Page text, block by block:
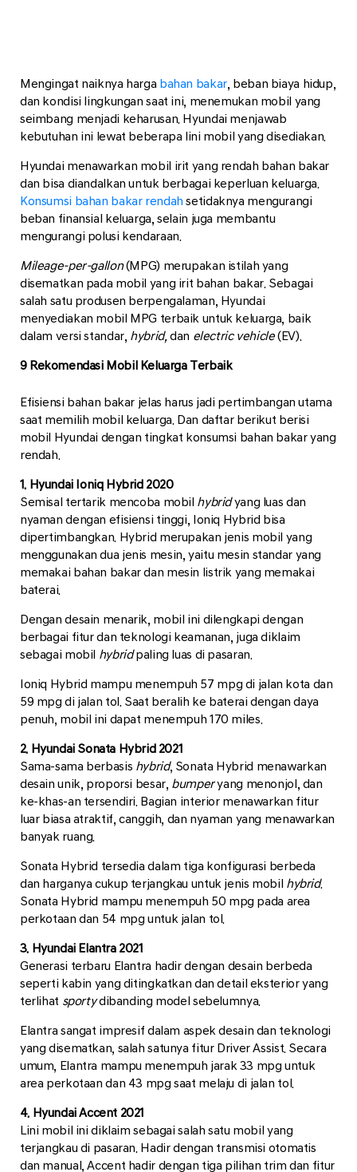
Mengingat naiknya harga bahan bakar, beban biaya hidup,
dan kondisi lingkungan saat ini, menemukan mobil yang
seimbang menjadi keharusan. Hyundai menjawab
kebutuhan ini lewat beberapa lini mobil yang disediakan.
Hyundai menawarkan mobil irit yang rendah bahan bakar
dan bisa diandalkan untuk berbagai keperluan keluarga.
Konsumsi bahan bakar rendah setidaknya mengurangi
beban finansial keluarga, selain juga membantu
mengurangi polusi kendaraan.
Mileage-per-gallon(MPG) merupakan istilah yang
disematkan pada mobil yang irit bahan bakar. Sebagai
salah satu produsen berpengalaman, Hyundai
menyediakan mobil MPG terbaik untuk keluarga, baik
dalam versi standar, hybrid,dan electric vehicle(EV).
9 Rekomendasi Mobil Keluarga Terbaik
Efisiensi bahan bakar jelas harus jadi pertimbangan utama
saat memilih mobil keluarga. Dan daftar berikut berisi
mobil Hyundai dengan tingkat konsumsi bahan bakar yang
rendah.
1. Hyundai Ioniq Hybrid 2020
Semisal tertarik mencoba mobil hybridyang luas dan
nyaman dengan efisiensi tinggi, Ioniq Hybrid bisa
dipertimbangkan. Hybrid merupakan jenis mobil yang
menggunakan dua jenis mesin, yaitu mesin standar yang
memakai bahan bakar dan mesin listrik yang memakai
baterai.
Dengan desain menarik, mobil ini dilengkapi dengan
berbagai fitur dan teknologi keamanan, juga diklaim
sebagai mobil hybridpaling luas di pasaran.
Ioniq Hybrid mampu menempuh 57 mpg di jalan kota dan
59 mpg di jalan tol. Saat beralih ke baterai dengan daya
penuh, mobil ini dapat menempuh 170 miles.
2. Hyundai Sonata Hybrid 2021
Sama-sama berbasis hybrid, Sonata Hybrid menawarkan
desain unik, proporsi besar, bumperyang menonjol, dan
ke-khas-an tersendiri. Bagian interior menawarkan fitur
luar biasa atraktif, canggih, dan nyaman yang menawarkan
banyak ruang.
Sonata Hybrid tersedia dalam tiga konfigurasi berbeda
dan harganya cukup terjangkau untuk jenis mobil hybrid.
Sonata Hybrid mampu menempuh 50 mpg pada area
perkotaan dan 54 mpg untuk jalan tol.
3. Hyundai Elantra 2021
Generasi terbaru Elantra hadir dengan desain berbeda
seperti kabin yang ditingkatkan dan detail eksterior yang
terlihat sportydibanding model sebelumnya.
Elantra sangat impresif dalam aspek desain dan teknologi
yang disematkan, salah satunya fitur Driver Assist. Secara
umum, Elantra mampu menempuh jarak 33 mpg untuk
area perkotaan dan 43 mpg saat melaju di jalan tol.
4. Hyundai Accent 2021
Lini mobil ini diklaim sebagai salah satu mobil yang
terjangkau di pasaran. Hadir dengan transmisi otomatis
dan manual, Accent hadir dengan tiga pilihan trim dan fitur